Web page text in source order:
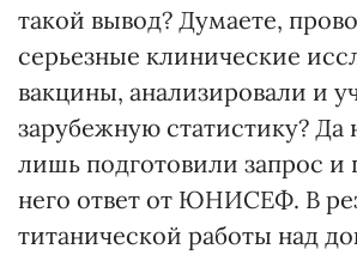
такой вывод? Думаете,
серьезные клинические
вакцины, анализировали и
зарубежную статистику? Да
лишь подготовили запрос и
него ответ от ЮНИСЕФ. В
титанической работы над